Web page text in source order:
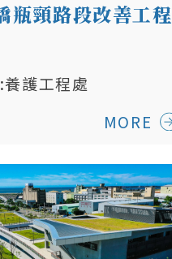
瓶頸路段改善工程
護工程處
MORE